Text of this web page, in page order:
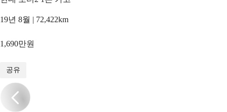
19년 8월 | 72,422km
1,690만원
공유
/15